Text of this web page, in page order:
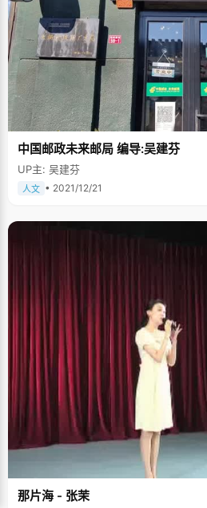
中国邮政未来邮局 编导:吴建芬
UP主: 吴建芬
人文 • 2021/12/21
那片海 - 张茉